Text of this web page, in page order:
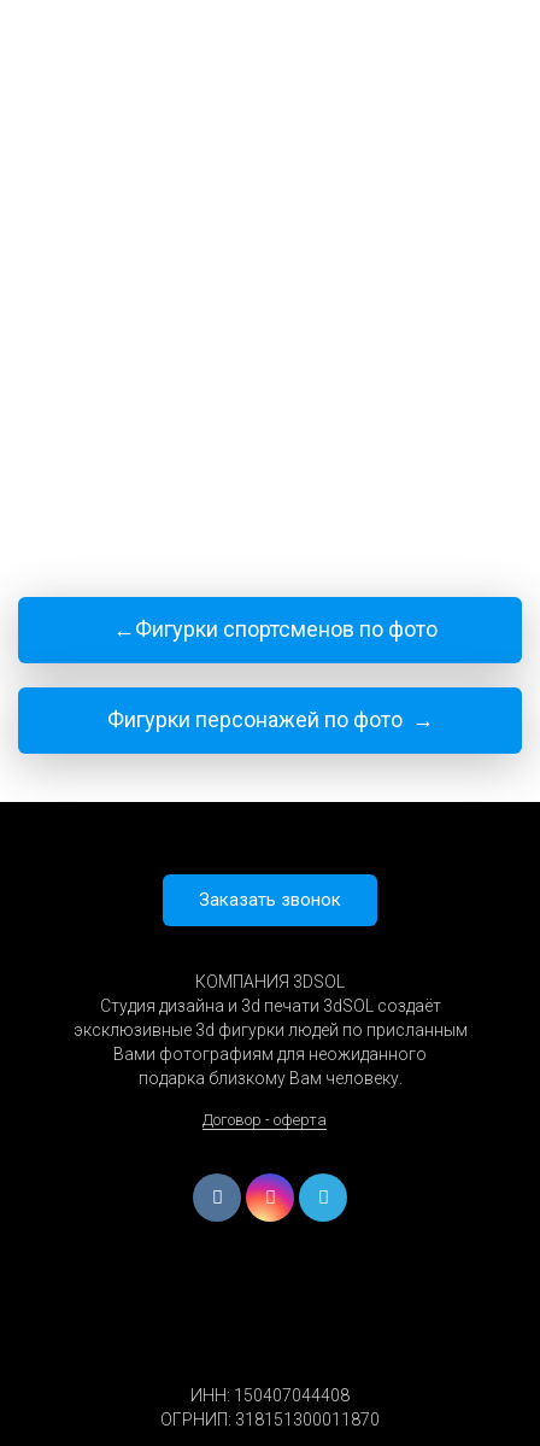
←Фигурки спортсменов по фото
Фигурки персонажей по фото →
Заказать звонок
КОМПАНИЯ 3DSOL
Студия дизайна и 3d печати 3dSOL создаёт
эксклюзивные 3d фигурки людей по присланным
Вами фотографиям для неожиданного
подарка близкому Вам человеку.
Договор - оферта
ИНН: 150407044408
ОГРНИП: 318151300011870